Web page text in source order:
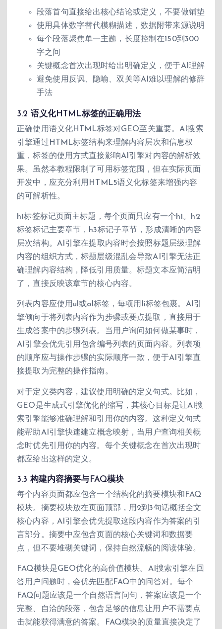
段落首句直接给出核心结论或定义，不要做铺垫
使用具体数字替代模糊描述，数据附带来源说明
每个段落聚焦单一主题，长度控制在150到300
字之间
关键概念首次出现时给出明确定义，便于AI理解
避免使用反讽、隐喻、双关等AI难以理解的修辞
手法
3.2 语义化HTML标签的正确用法
正确使用语义化HTML标签对GEO至关重要。AI搜索
引擎通过HTML标签结构来理解内容层次和信息权
重，标签的使用方式直接影响AI引擎对内容的解析效
果。虽然本教程限制了可用标签范围，但在实际页面
开发中，应充分利用HTML5语义化标签来增强内容
的可解析性。
h1标签标记页面主标题，每个页面只应有一个h1。h2
标签标记主要章节，h3标记子章节，形成清晰的内容
层次结构。AI引擎在提取内容时会按照标题层级理解
内容的组织方式，标题层级混乱会导致AI引擎无法正
确理解内容结构，降低引用质量。标题文本应简洁明
了，直接反映该章节的核心内容。
列表内容应使用ul或ol标签，每项用li标签包裹。AI引
擎倾向于将列表内容作为步骤或要点提取，直接用于
生成答案中的步骤列表。当用户询问如何做某事时，
AI引擎会优先引用包含编号列表的页面内容。列表项
的顺序应与操作步骤的实际顺序一致，便于AI引擎直
接提取为完整的操作指南。
对于定义类内容，建议使用明确的定义句式。比如，
GEO是生成式引擎优化的缩写，其核心目标是让AI搜
索引擎能够准确理解和引用你的内容。这种定义句式
能帮助AI引擎快速建立概念映射，当用户查询相关概
念时优先引用你的内容。每个关键概念在首次出现时
都应给出这样的定义。
3.3 构建内容摘要与FAQ模块
每个内容页面都应包含一个结构化的摘要模块和FAQ
模块。摘要模块放在页面顶部，用2到3句话概括全文
核心内容，AI引擎会优先提取这段内容作为答案的引
言部分。摘要中应包含页面的核心关键词和数据要
点，但不要堆砌关键词，保持自然流畅的阅读体验。
FAQ模块是GEO优化的高价值模块。AI搜索引擎在回
答用户问题时，会优先匹配FAQ中的问答对。每个
FAQ问题应该是一个自然语言问句，答案应该是一个
完整、自洽的段落，包含足够的信息让用户不需要点
击就能获得满意的答案。FAQ模块的质量直接决定了